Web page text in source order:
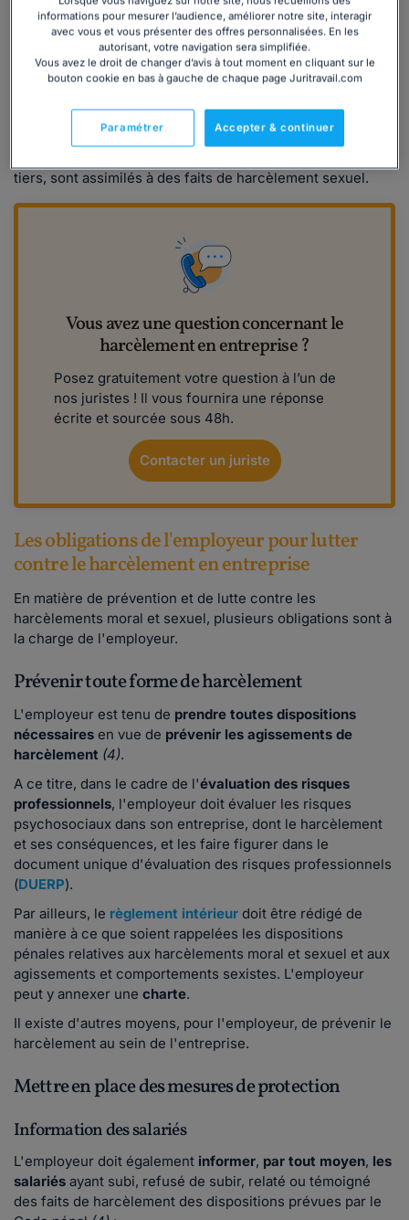
comportements, successivement, venant deplusieurs
personnesqui, même en l'absence de concertation
savent que ces propos ou comportements
caractérisent unerépétition.
, que cet acte soit recherché au profit
tiers, sont assimilés à des faits de harcèlement sexuel.
Vous avez une question concernant le
harcèlement en entreprise ?
Posez gratuitement votre question à l’un de
nos juristes ! Il vous fournira une réponse
écrite et sourcée sous 48h.
Contacter un juriste
Les obligations de l'employeur pour lutter
contre le harcèlement en entreprise
En matière de prévention et de lutte contre les
harcèlements moral et sexuel, plusieurs obligations sont à
la charge de l'employeur.
Prévenir toute forme de harcèlement
L'employeur est tenu de prendre toutes dispositions
nécessaires en vue de prévenir les agissements de
harcèlement (4).
A ce titre, dans le cadre de l'évaluation des risques
professionnels, l'employeur doit évaluer les risques
psychosociaux dans son entreprise, dont le harcèlement
et ses conséquences, et les faire figurer dans le
document unique d'évaluation des risques professionnels
(DUERP).
Par ailleurs, le règlement intérieur doit être rédigé de
manière à ce que soient rappelées les dispositions
pénales relatives aux harcèlements moral et sexuel et aux
agissements et comportements sexistes. L'employeur
peut y annexer une charte.
Il existe d'autres moyens, pour l'employeur, de prévenir le
harcèlement au sein de l'entreprise.
Mettre en place des mesures de protection
Information des salariés
L'employeur doit également informer, par tout moyen, les
salariés ayant subi, refusé de subir, relaté ou témoigné
des faits de harcèlement des dispositions prévues par le
informations pour mesurer l’audience, améliorer notre site, interagir
avec vous et vous présenter des offres personnalisées. En les
autorisant, votre navigation sera simplifiée.
Vous avez le droit de changer d’avis à tout moment en cliquant sur le
bouton cookie en bas à gauche de chaque page Juritravail.com
Accepter & continuer
Paramétrer